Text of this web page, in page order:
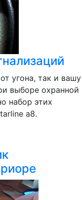
угона, так и вашу
выборе охранной
набор этих
a8.